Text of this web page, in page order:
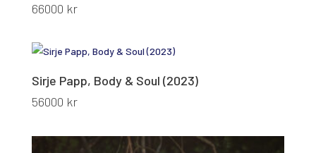
66000 kr
Sirje Papp, Body & Soul (2023)
56000 kr